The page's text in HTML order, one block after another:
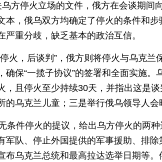
方停火立场的文件，俄方在会谈期间
本，俄乌双方均确定了停火的条件和
重分歧，缺乏基本的政治互信。
火，后谈判”，俄方则将停火与乌克兰
保“一揽子协议”的签署和全面实施。
，且停火至少持续30天，并指出这是
乌克兰儿童；三是举行俄乌领导人会
条件停火的提议，给出乌方停火的两
军队、停止外国提供的军事援助、排
布乌克兰总统和最高拉达选举日期等